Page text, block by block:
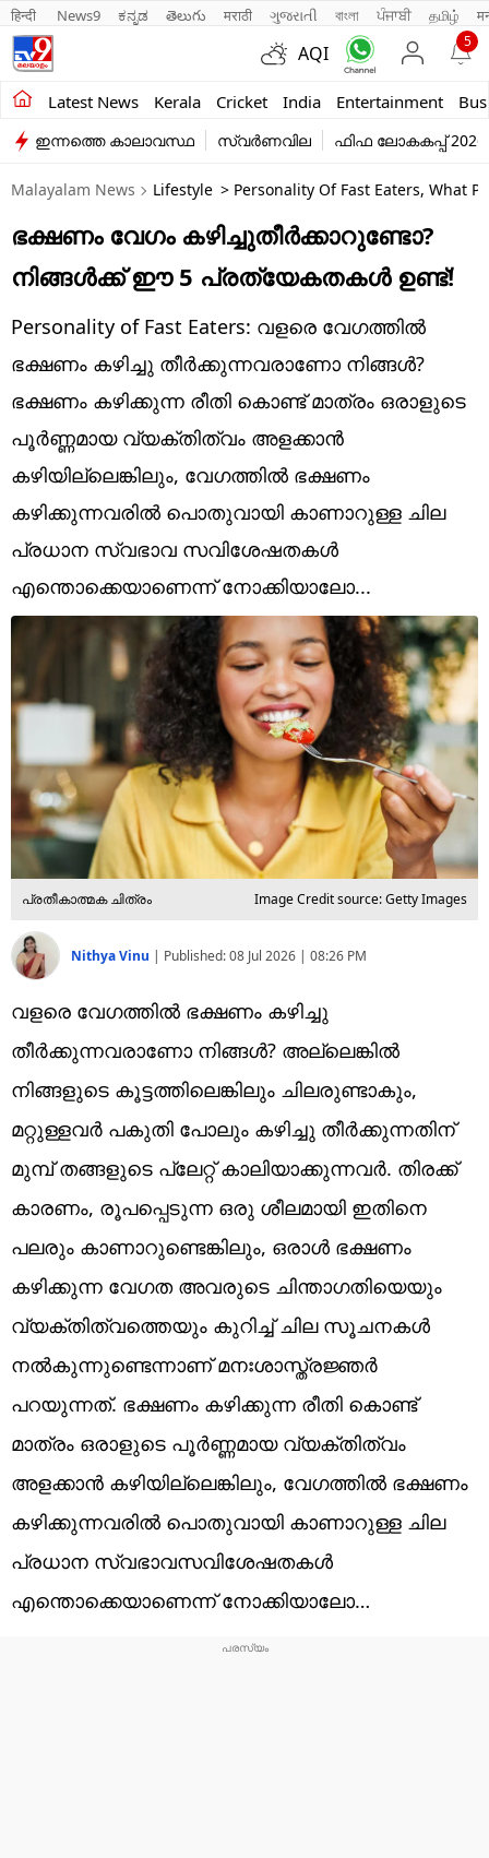
हिन्दी News9 ಕನ್ನಡ తెలుగు मराठी ગુજરાતી বাংলা ਪੰਜਾਬੀ தமிழ்
AQI
5
Latest News Kerala Cricket India Entertainment
Kerala
India
Entertainment
Business
Education
Lifestyle
world
Technology
Religion
Web Story
Photo
Short Videos
ഇന്നത്തെ കാലാവസ്ഥ സ്വർണവില ഫിഫ ലോകകപ്പ് 2026
Malayalam News Lifestyle > Personality Of Fast Eaters, What
ഭക്ഷണം വേഗം കഴിച്ചുതീർക്കാറുണ്ടോ?
നിങ്ങൾക്ക് ഈ 5 പ്രത്യേകതകൾ ഉണ്ട്!
Personality of Fast Eaters: വളരെ വേഗത്തിൽ
ഭക്ഷണം കഴിച്ചു തീർക്കുന്നവരാണോ നിങ്ങൾ?
ഭക്ഷണം കഴിക്കുന്ന രീതി കൊണ്ട് മാത്രം ഒരാളുടെ
പൂർണ്ണമായ വ്യക്തിത്വം അളക്കാൻ
കഴിയില്ലെങ്കിലും, വേഗത്തിൽ ഭക്ഷണം
കഴിക്കുന്നവരിൽ പൊതുവായി കാണാറുള്ള ചില
പ്രധാന സ്വഭാവ സവിശേഷതകൾ
എന്തൊക്കെയാണെന്ന് നോക്കിയാലോ...
പ്രതീകാത്മക ചിത്രം Image Credit source: Getty Images
Nithya Vinu | Published:08 Jul 2026 | 08:26 PM
വളരെ വേഗത്തിൽ ഭക്ഷണം കഴിച്ചു
തീർക്കുന്നവരാണോ നിങ്ങൾ? അല്ലെങ്കിൽ
നിങ്ങളുടെ കൂട്ടത്തിലെങ്കിലും ചിലരുണ്ടാകും,
മറ്റുള്ളവർ പകുതി പോലും കഴിച്ചു തീർക്കുന്നതിന്
മുമ്പ് തങ്ങളുടെ പ്ലേറ്റ് കാലിയാക്കുന്നവർ. തിരക്ക്
കാരണം, രൂപപ്പെടുന്ന ഒരു ശീലമായി ഇതിനെ
പലരും കാണാറുണ്ടെങ്കിലും, ഒരാൾ ഭക്ഷണം
കഴിക്കുന്ന വേഗത അവരുടെ ചിന്താഗതിയെയും
വ്യക്തിത്വത്തെയും കുറിച്ച് ചില സൂചനകൾ
നൽകുന്നുണ്ടെന്നാണ് മനഃശാസ്ത്രജ്ഞർ
പറയുന്നത്. ഭക്ഷണം കഴിക്കുന്ന രീതി കൊണ്ട്
മാത്രം ഒരാളുടെ പൂർണ്ണമായ വ്യക്തിത്വം
അളക്കാൻ കഴിയില്ലെങ്കിലും, വേഗത്തിൽ ഭക്ഷണം
കഴിക്കുന്നവരിൽ പൊതുവായി കാണാറുള്ള ചില
പ്രധാന സ്വഭാവസവിശേഷതകൾ
എന്തൊക്കെയാണെന്ന് നോക്കിയാലോ…